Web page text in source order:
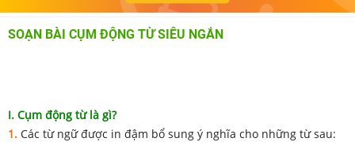
SOẠN BÀI CỤM ĐỘNG TỪ SIÊU NGẮN
I. Cụm động từ là gì?
1. Các từ ngữ được in đậm bổ sung ý nghĩa cho những từ sau: